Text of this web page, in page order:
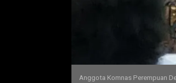
Anggota Komnas Perempuan